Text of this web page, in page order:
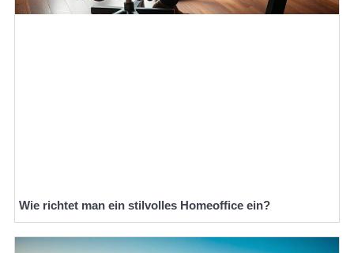
Wie richtet man ein stilvolles Homeoffice ein?